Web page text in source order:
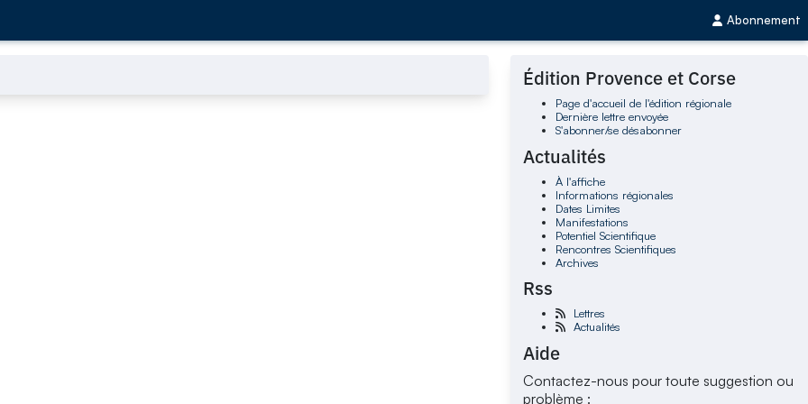
Abonnement
Édition Provence et Corse
Page d'accueil de l'édition régionale
Dernière lettre envoyée
S'abonner/se désabonner
Actualités
À l'affiche
Informations régionales
Dates Limites
Manifestations
Potentiel Scientifique
Rencontres Scientifiques
Archives
Rss
Lettres
Actualités
Aide
Contactez-nous pour toute suggestion ou
problème :